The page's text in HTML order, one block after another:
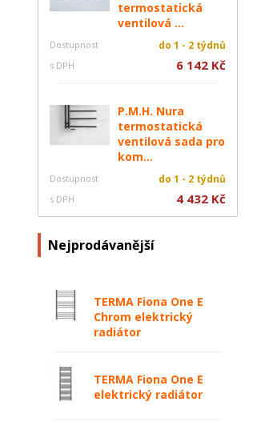
termostatická
ventilová ...
Dostupnost do 1 - 2 týdnů
s DPH 6 142 Kč
P.M.H. Nura
termostatická
ventilová sada pro
kom...
Dostupnost do 1 - 2 týdnů
s DPH 4 432 Kč
Nejprodávanější
TERMA Fiona One E
Chrom elektrický
radiátor
TERMA Fiona One E
elektrický radiátor